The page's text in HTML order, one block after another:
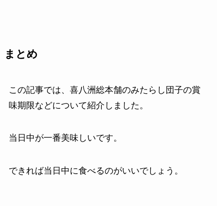
まとめ
この記事では、喜八洲総本舗のみたらし団子の賞
味期限などについて紹介しました。
当日中が一番美味しいです。
できれば当日中に食べるのがいいでしょう。